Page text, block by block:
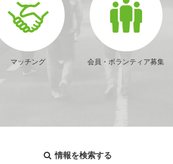
マッチング 会員・ボランティア募集
情報を検索する